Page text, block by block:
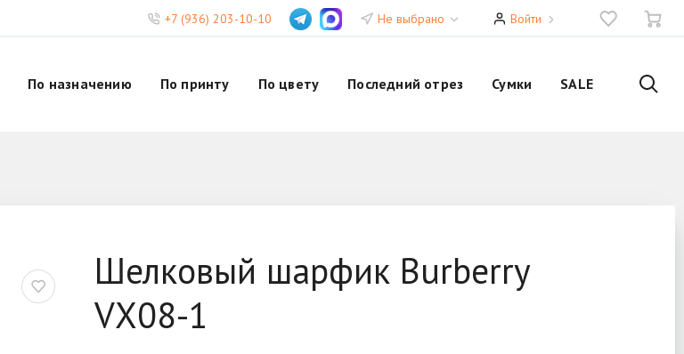
+7 (936) 203-10-10 Не выбрано Войти
По назначению По принту По цвету Последний отрез Сумки SALE
Шелковый шарфик Burberry
VX08-1